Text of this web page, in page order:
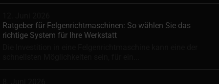
Ratgeber für Felgenrichtmaschinen: So wählen Sie das
richtige System für Ihre Werkstatt